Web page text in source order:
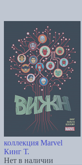
коллекция Marvel
Кинг Т.
Нет в наличии